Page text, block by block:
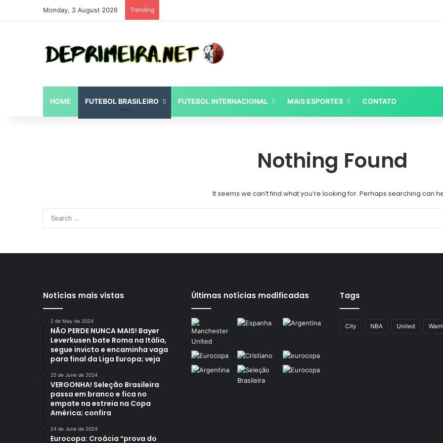
Monday, 3 August 2026 Trending
HOME FUTEBOL BRASILEIRO FUTEBOL INTERNACIONAL MAIS ESPORTES CONTATO
Nothing Found
It seems we can’t find what you’re looking for. Perhaps searching can
Notícias mais vistas
2 de May de 2024
NÃO PERDE NUNCA MAIS! Bayer
Leverkusen bate Roma na Itália,
segue invicto e encaminha vaga
para final da Liga Europa; veja
25 de June de 2024
VERGONHA! Seleção Brasileira
passa em branco e fica no
empate na estreia na Copa
América; confira
24 de June de 2024
Eurocopa: Croácia “prova do
Últimas notícias modificadas Tags
City NBA United